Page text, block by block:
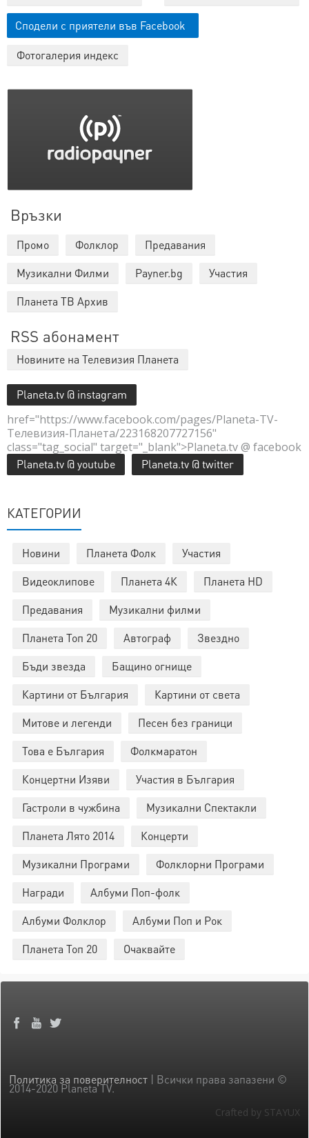
Сподели с приятели във Facebook
Фотогалерия индекс
Връзки
Промо Фолклор
Предавания
Музикални Филми
Payner.bg
Участия
Планета ТВ Архив
RSS абонамент
Новините на Телевизия Планета
Planeta.tv @ instagram
href="https://www.facebook.com/pages/Planeta-TV-
Телевизия-Планета/223168207727156"
class="tag_social" target="_blank">Planeta.tv @ facebook
Planeta.tv @ youtube Planeta.tv @ twitter
КАТЕГОРИИ
Новини Планета Фолк
Участия
Видеоклипове
Планета 4К
Планета HD
Предавания
Музикални филми
Планета Топ 20
Автограф
Звездно
Бъди звезда
Бащино огнище
Картини от България
Картини от света
Митове и легенди
Песен без граници
Това е България
Фолкмаратон
Концертни Изяви
Участия в България
Гастроли в чужбина
Музикални Спектакли
Планета Лято 2014
Концерти
Музикални Програми
Фолклорни Програми
Награди
Албуми Поп-фолк
Албуми Фолклор
Албуми Поп и Рок
Планета Топ 20
Очаквайте
Политика за поверителност | Всички права запазени ©
2014-2020 Planeta TV.
Crafted by STAYUX